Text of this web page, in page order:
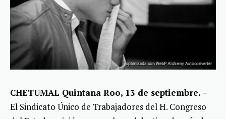
CHETUMAL Quintana Roo, 13 de septiembre. –
El Sindicato Único de Trabajadores del H. Congreso